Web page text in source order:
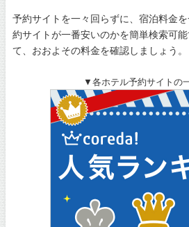
予約サイトを一々回らずに、宿泊料金
約サイトが一番安いのかを簡単検索可
て、おおよその料金を確認しましょう。
▼各ホテル予約サイトの